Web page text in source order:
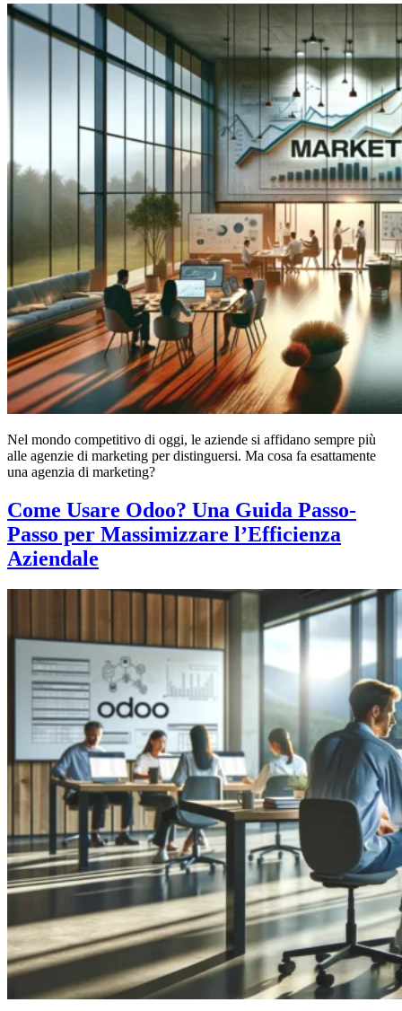
Nel mondo competitivo di oggi, le aziende si affidano sempre più
alle agenzie di marketing per distinguersi. Ma cosa fa esattamente
una agenzia di marketing?
Come Usare Odoo? Una Guida Passo-
Passo per Massimizzare l’Efficienza
Aziendale